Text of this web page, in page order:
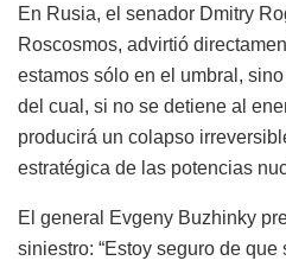
En Rusia, el senador Dmitry
Roscosmos, advirtió
estamos sólo en el umbral,
del cual, si no se detiene al
producirá un colapso
estratégica de las potencias
El general Evgeny Buzhinky
siniestro: “Estoy seguro de